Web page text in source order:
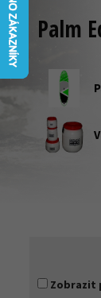
Palm
Zobrazit